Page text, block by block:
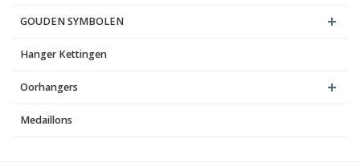
GOUDEN SYMBOLEN
Hanger Kettingen
Oorhangers
Medaillons